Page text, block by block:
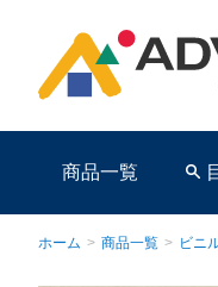
商品一覧
ホーム > 商品一覧 > ビニ